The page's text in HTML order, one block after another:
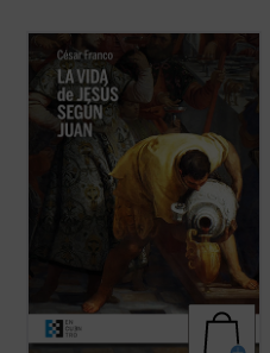
Este ensayo de Mons. César Franco ofrece
con estilo diáfano y apasionado una
introducción a la vida de Jesús narrada en
el evangelio de Juan, que permite al lector
acceder al texto sin complicaciones.
Dividido en dos partes, la primera ...